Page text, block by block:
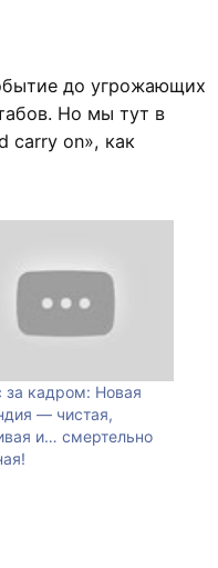
до угрожающих
Но мы тут в
carry on», как
за кадром: Новая
— чистая,
и… смертельно